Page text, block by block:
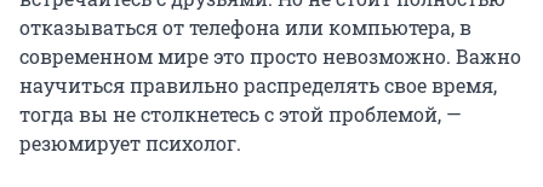
отказываться от телефона или компьютера, в
современном мире это просто невозможно. Важно
научиться правильно распределять свое время,
тогда вы не столкнетесь с этой проблемой, —
резюмирует психолог.